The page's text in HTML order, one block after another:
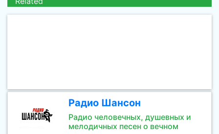
Радио Шансон
Радио человечных, душевных и
мелодичных песен о вечном